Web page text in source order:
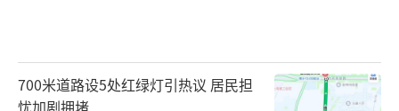
700米道路设5处红绿灯引热议 居民担
忧加剧拥堵